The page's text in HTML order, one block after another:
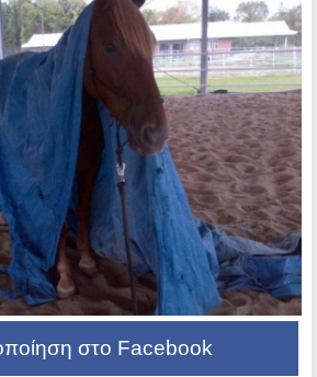
στο Facebook